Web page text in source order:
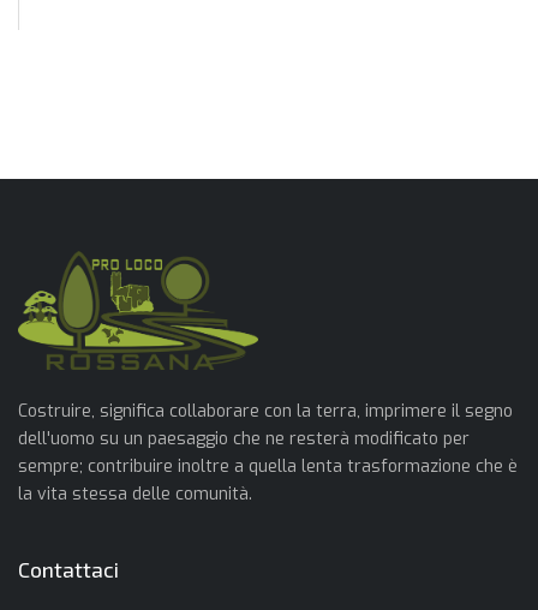
Costruire, significa collaborare con la terra, imprimere il segno
dell'uomo su un paesaggio che ne resterà modificato per
sempre; contribuire inoltre a quella lenta trasformazione che è
la vita stessa delle comunità.
Contattaci